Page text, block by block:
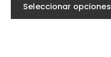
Seleccionar opciones